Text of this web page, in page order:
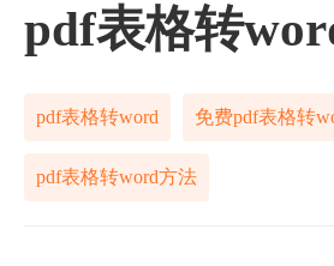
pdf表格转
pdf表格转word 免费pdf表格转
pdf表格转word方法